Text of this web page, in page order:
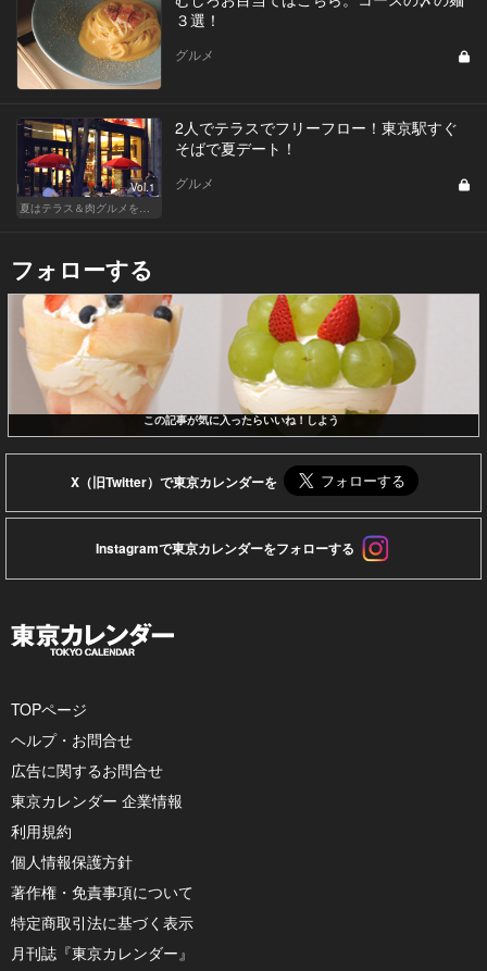
３選！
グルメ
Vol.1
2人でテラスでフリーフロー！東京駅すぐ
そばで夏デート！
グルメ
フォローする
この記事が気に入ったらいいね！しよう
X（旧Twitter）で東京カレンダーを
Instagramで東京カレンダーをフォローする
TOPページ
ヘルプ・お問合せ
広告に関するお問合せ
東京カレンダー 企業情報
利用規約
個人情報保護方針
著作権・免責事項について
特定商取引法に基づく表示
月刊誌『東京カレンダー』